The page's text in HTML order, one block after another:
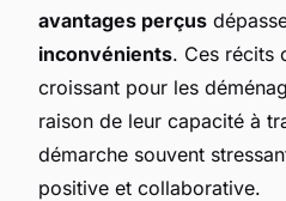
avantages perçus
inconvénients. Ces récits
croissant pour les
raison de leur capacité à
démarche souvent
positive et collaborative.